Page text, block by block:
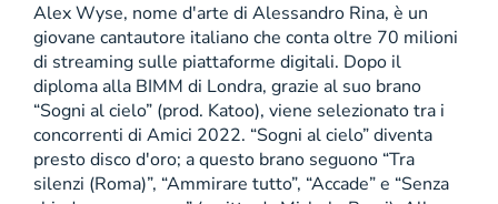
Alex Wyse, nome d'arte di Alessandro Rina, è un
giovane cantautore italiano che conta oltre 70 milioni
di streaming sulle piattaforme digitali. Dopo il
diploma alla BIMM di Londra, grazie al suo brano
“Sogni al cielo” (prod. Katoo), viene selezionato tra i
concorrenti di Amici 2022. “Sogni al cielo” diventa
presto disco d'oro; a questo brano seguono “Tra
silenzi (Roma)”, “Ammirare tutto”, “Accade” e “Senza